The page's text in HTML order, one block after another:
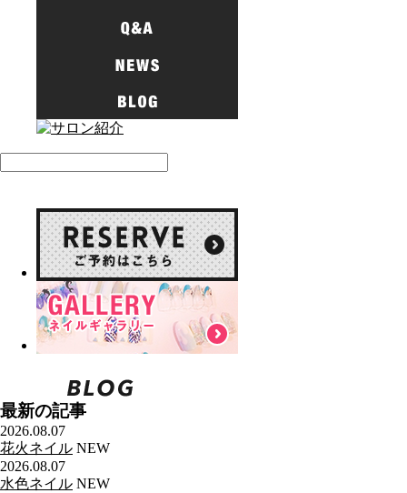
最新の記事
2026.08.07
花火ネイル NEW
2026.08.07
水色ネイル NEW